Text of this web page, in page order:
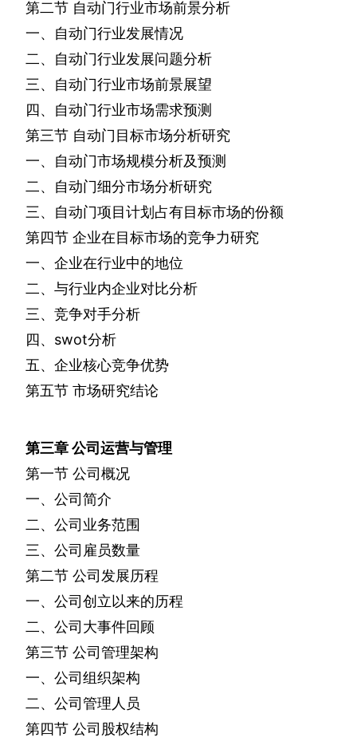
第二节 自动门行业市场前景分析
一、自动门行业发展情况
二、自动门行业发展问题分析
三、自动门行业市场前景展望
四、自动门行业市场需求预测
第三节 自动门目标市场分析研究
一、自动门市场规模分析及预测
二、自动门细分市场分析研究
三、自动门项目计划占有目标市场的份额
第四节 企业在目标市场的竞争力研究
一、企业在行业中的地位
二、与行业内企业对比分析
三、竞争对手分析
四、 swot分析
五、企业核心竞争优势
第五节 市场研究结论
第三章公司运营与管理
第一节 公司概况
一、公司简介
二、公司业务范围
三、公司雇员数量
第二节 公司发展历程
一、公司创立以来的历程
二、公司大事件回顾
第三节 公司管理架构
一、公司组织架构
二、公司管理人员
第四节 公司股权结构